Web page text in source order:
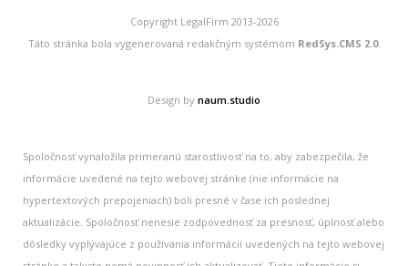
Copyright LegalFirm 2013-2026
Táto stránka bola vygenerovaná redakčným systémom RedSys.CMS 2.0.
Design by naum.studio
Spoločnosť vynaložila primeranú starostlivosť na to, aby zabezpečila, že
informácie uvedené na tejto webovej stránke (nie informácie na
hypertextových prepojeniach) boli presné v čase ich poslednej
aktualizácie. Spoločnosť nenesie zodpovednosť za presnosť, úplnosť alebo
dôsledky vyplývajúce z používania informácií uvedených na tejto webovej